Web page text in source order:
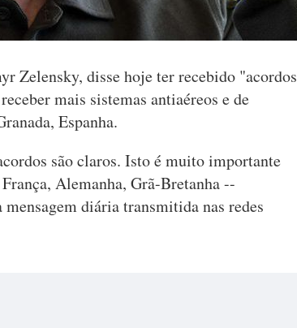
Zelensky, disse hoje ter recebido "acordos
mais sistemas antiaéreos e de
Espanha.
são claros. Isto é muito importante
Alemanha, Grã-Bretanha --
diária transmitida nas redes